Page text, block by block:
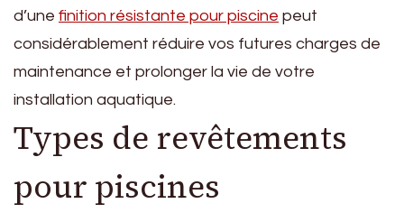
d’une finition résistante pour piscine peut
considérablement réduire vos futures charges de
maintenance et prolonger la vie de votre
installation aquatique.
Types de revêtements
pour piscines